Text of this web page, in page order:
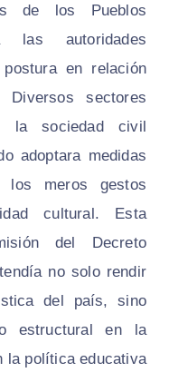
de los Pueblos
las autoridades
en relación
sectores
la sociedad civil
adoptara medidas
los meros gestos
cultural. Esta
del Decreto
no solo rendir
del país, sino
estructural en la
la política educativa.